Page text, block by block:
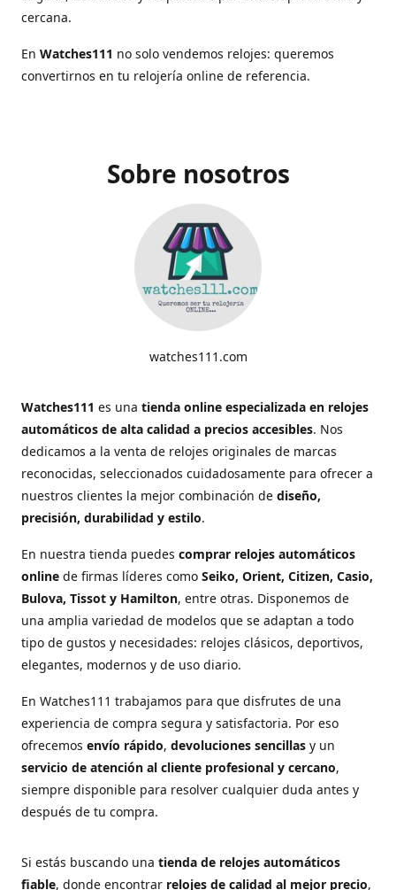
cercana.
En Watches111 no solo vendemos relojes: queremos
convertirnos en tu relojería online de referencia.
Sobre nosotros
watches111.com
Watches111 es una tienda online especializada en relojes
automáticos de alta calidad a precios accesibles. Nos
dedicamos a la venta de relojes originales de marcas
reconocidas, seleccionados cuidadosamente para ofrecer a
nuestros clientes la mejor combinación de diseño,
precisión, durabilidad y estilo.
En nuestra tienda puedes comprar relojes automáticos
online de firmas líderes como Seiko, Orient, Citizen, Casio,
Bulova, Tissot y Hamilton, entre otras. Disponemos de
una amplia variedad de modelos que se adaptan a todo
tipo de gustos y necesidades: relojes clásicos, deportivos,
elegantes, modernos y de uso diario.
En Watches111 trabajamos para que disfrutes de una
experiencia de compra segura y satisfactoria. Por eso
ofrecemos envío rápido, devoluciones sencillas y un
servicio de atención al cliente profesional y cercano,
siempre disponible para resolver cualquier duda antes y
después de tu compra.
Si estás buscando una tienda de relojes automáticos
fiable, donde encontrar relojes de calidad al mejor precio,